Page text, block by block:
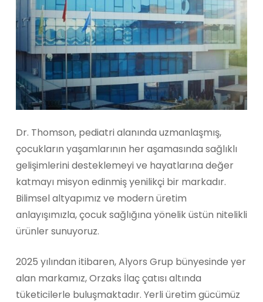
Dr. Thomson, pediatri alanında uzmanlaşmış,
çocukların yaşamlarının her aşamasında sağlıklı
gelişimlerini desteklemeyi ve hayatlarına değer
katmayı misyon edinmiş yenilikçi bir markadır.
Bilimsel altyapımız ve modern üretim
anlayışımızla, çocuk sağlığına yönelik üstün nitelikli
ürünler sunuyoruz.
2025 yılından itibaren, Alyors Grup bünyesinde yer
alan markamız, Orzaks İlaç çatısı altında
tüketicilerle buluşmaktadır. Yerli üretim gücümüz